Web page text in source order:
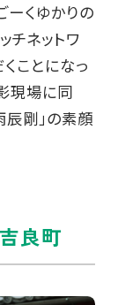
ーくゆかりの
チネットワ
ことになっ
現場に同
辰剛」の素顔
良町